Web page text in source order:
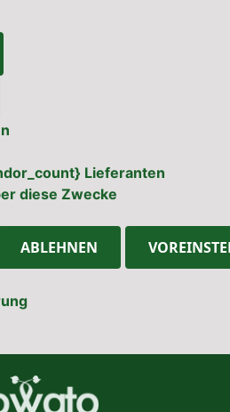
Lieferanten
diese Zwecke
ABLEHNEN